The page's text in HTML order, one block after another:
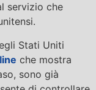
servizio che
Stati Uniti
che mostra
sono già